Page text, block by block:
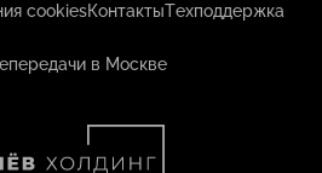
cookiesКонтактыТехподдержка
в Москве